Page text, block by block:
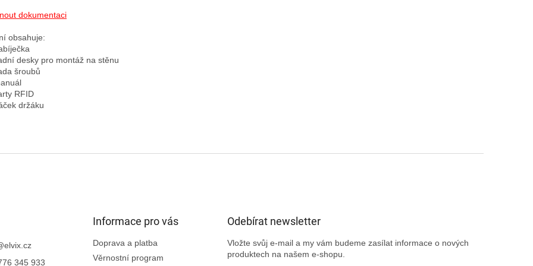
dokumentaci
obsahuje:
desky pro montáž na stěnu
šroubů
RFID
elvix.cz
345 933
Informace pro vás
Doprava a platba
Věrnostní program
Odebírat newsletter
Vložte svůj e-mail a my vám budeme zasílat informace o nových
produktech na našem e-shopu.